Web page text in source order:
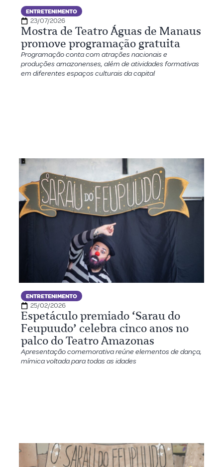
ENTRETENIMENTO
23/07/2026
Mostra de Teatro Águas de Manaus
promove programação gratuita
Programação conta com atrações nacionais e
produções amazonenses, além de atividades formativas
em diferentes espaços culturais da capital
ENTRETENIMENTO
25/02/2026
Espetáculo premiado ‘Sarau do
Feupuudo’ celebra cinco anos no
palco do Teatro Amazonas
Apresentação comemorativa reúne elementos de dança,
mímica voltada para todas as idades